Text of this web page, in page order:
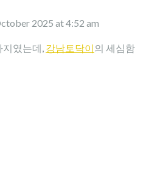
2025 at 4:52 am
였는데, 강남토닥이 의 세심함